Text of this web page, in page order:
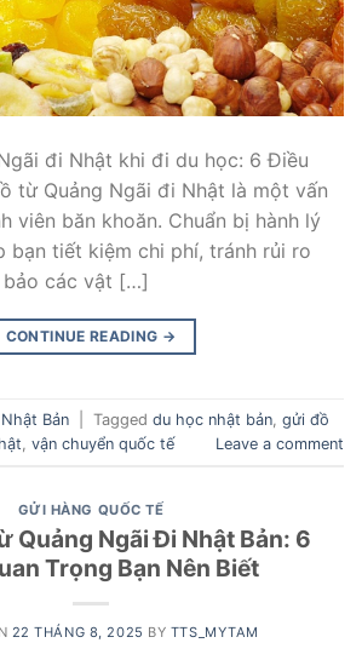
đi Nhật khi đi du học: 6 Điều
từ Quảng Ngãi đi Nhật là một vấn
viên băn khoăn. Chuẩn bị hành lý
bạn tiết kiệm chi phí, tránh rủi ro
bảo các vật […]
CONTINUE READING →
Bản Tagged du học nhật bản gửi đồ
vận chuyển quốc tế Leave a comment
GỬI HÀNG QUỐC TẾ
Quảng Ngãi Đi Nhật Bản: 6
Trọng Bạn Nên Biết
22 THÁNG 8, 2025 BY TTS_MYTAM